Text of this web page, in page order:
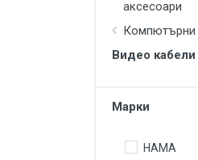
Храни и напитки
Ученически
аксесоари
Компютърни
Видео кабели
Марки
HAMA